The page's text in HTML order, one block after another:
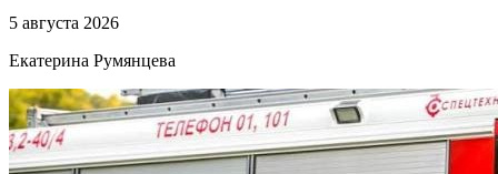
5 августа 2026
Екатерина Румянцева